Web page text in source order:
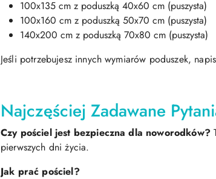
100x135 cm z poduszką 40x60 cm (puszysta)
100x160 cm z poduszką 50x70 cm (puszysta)
140x200 cm z poduszką 70x80 cm (puszysta)
Jeśli potrzebujesz innych wymiarów poduszek,
Najczęściej Zadawane
Czy pościel jest bezpieczna dla noworodków?
pierwszych dni życia.
Jak prać pościel?